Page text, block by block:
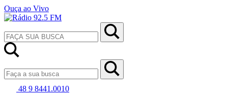
Ouça ao Vivo
48 9 8441.0010